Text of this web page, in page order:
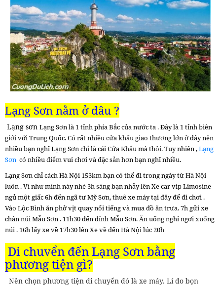
Lạng Sơn nằm ở đâu ?
Lạng sơn Lạng Sơnlà 1 tỉnh phía Bắc của nước ta . Đây là 1 tỉnh biên
giới với Trung Quốc. Có rất nhiều cửa khẩu giao thương lớn ở dây nên
nhiều bạn nghĩ Lạng Sơn chỉ là cái Cửa Khẩu mà thôi. Tuy nhiên ,Lạng
Sơn có nhiều điểm vui chơi và đặc sản hơn bạn nghĩ nhiều.
Lạng Sơnchỉ cách Hà Nội 153km bạn có thể đi trong ngày từ Hà Nội
luôn . Ví như mình này nhé 3h sáng bạn nhảy lên Xe car vip Limosine
ngủ một giấc 6h đến ngã tư Mỹ Sơn, thuê xe máy tại đây để đi chơi .
Vào Lộc Bình ăn phở vịt quay nổi tiếng và mua đồ ăn trưa. 7h gửi xe
chân núi Mẫu Sơn . 11h30 đến đỉnh Mẫu Sơn. Ăn uống nghỉ ngơi xuống
núi . 16h lấy xe về 17h30 lên Xe về đến Hà Nội lúc 20h
Di chuyển đến Lạng Sơn bằng
phương tiện gì?
Nên chọn phương tiện di chuyển đó là xe máy. Lí do bọn